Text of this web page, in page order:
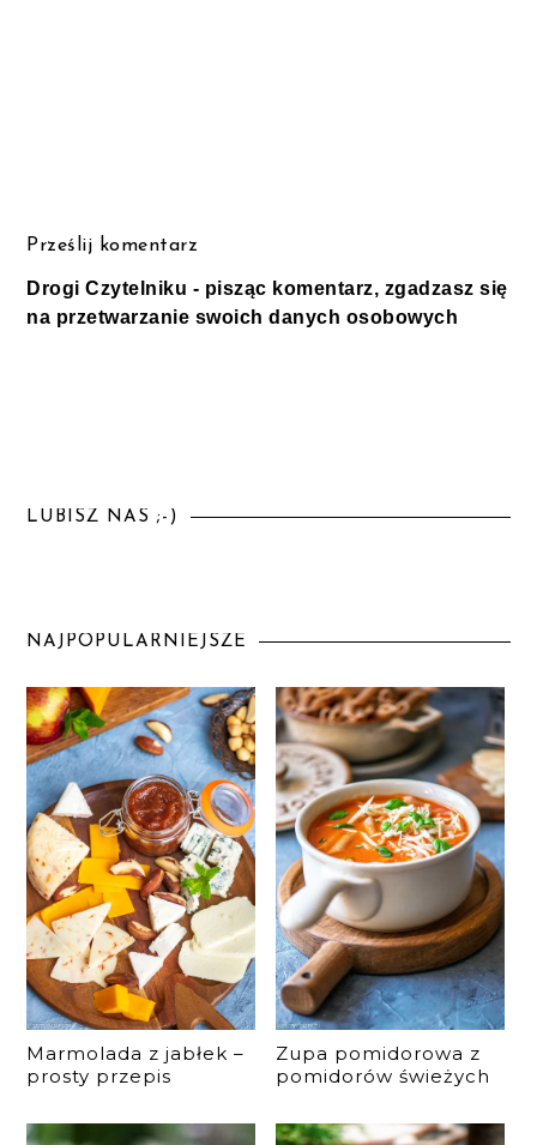
Prześlij komentarz
Drogi Czytelniku - pisząc komentarz, zgadzasz się
na przetwarzanie swoich danych osobowych
LUBISZ NAS ;-)
NAJPOPULARNIEJSZE
Marmolada z jabłek –
prosty przepis
Zupa pomidorowa z
pomidorów świeżych